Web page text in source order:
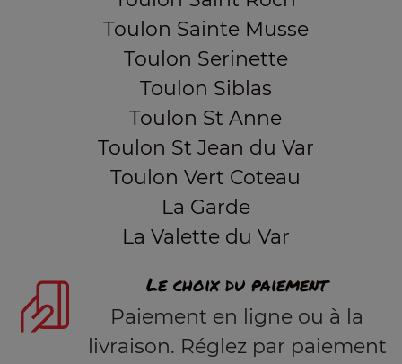
Toulon Sainte Musse
Toulon Serinette
Toulon Siblas
Toulon St Anne
Toulon St Jean du Var
Toulon Vert Coteau
La Garde
La Valette du Var
Le choix du paiement
Paiement en ligne ou à la
livraison. Réglez par paiement